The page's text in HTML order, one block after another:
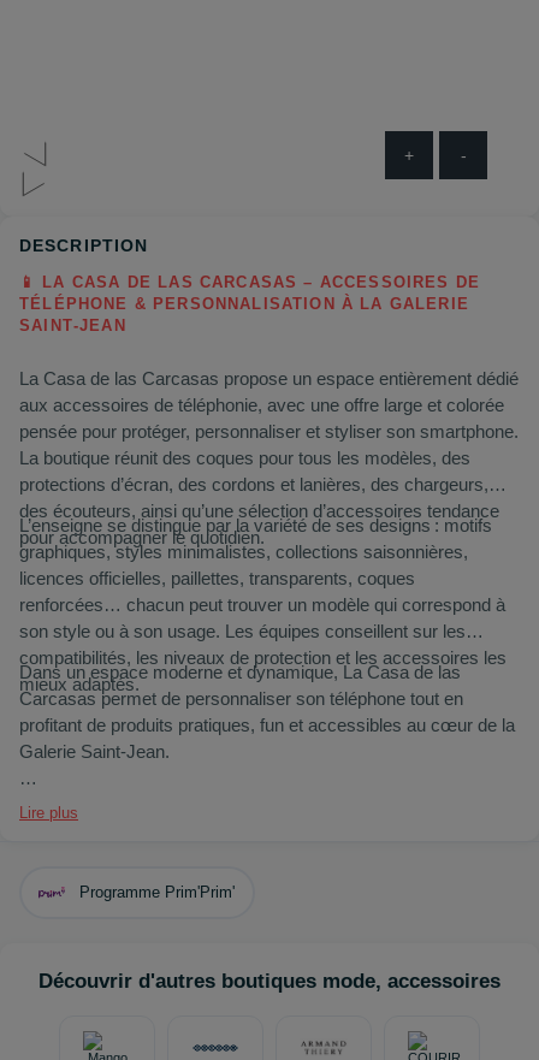
+ -
DESCRIPTION
📱 LA CASA DE LAS CARCASAS– ACCESSOIRES
DE
TÉLÉPHONE & PERSONNALISATION À LA GALERIE
SAINT‑JEAN
La Casa de las Carcasas propose un espace entièrement dédié
aux accessoires de téléphonie, avec une offre large et colorée
pensée pour protéger, personnaliser et styliser son smartphone.
La boutique réunit des coques pour tous les modèles, des
protections d’écran, des cordons et lanières, des chargeurs,
des écouteurs, ainsi qu’une sélection d’accessoires tendance
pour accompagner le quotidien.
L’enseigne se distingue par la variété de ses designs : motifs
graphiques, styles minimalistes, collections saisonnières,
licences officielles, paillettes, transparents, coques
renforcées… chacun peut trouver un modèle qui correspond à
son style ou à son usage. Les équipes conseillent sur les
compatibilités, les niveaux de protection et les accessoires les
mieux adaptés.
Dans un espace moderne et dynamique, La Casa de las
Carcasas permet de personnaliser son téléphone tout en
profitant de produits pratiques, fun et accessibles au cœur de la
Galerie Saint‑Jean.
🚉 Accès facile
gratuit
et au parking‑relais
Lire plus
Programme Prim'Prim'
Découvrir d'autres boutiques mode, accessoires